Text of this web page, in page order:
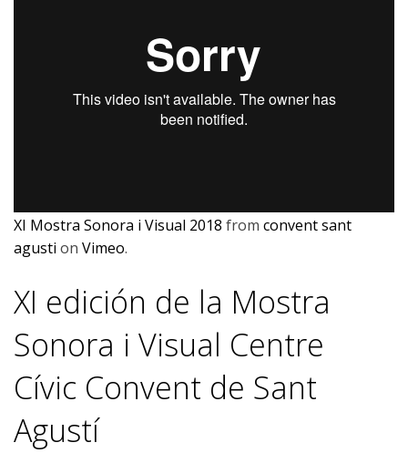
XI Mostra Sonora i Visual 2018 from convent sant
agusti on Vimeo.
XI edición de la Mostra
Sonora i Visual Centre
Cívic Convent de Sant
Agustí